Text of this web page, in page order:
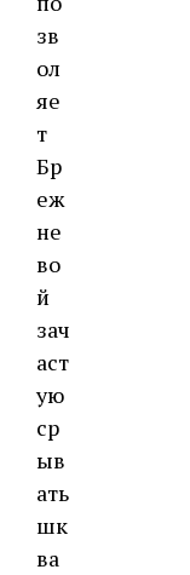
зв
ол
яе
т
Бр
еж
не
во
й
зач
аст
ую
ср
ыв
ать
шк
ва